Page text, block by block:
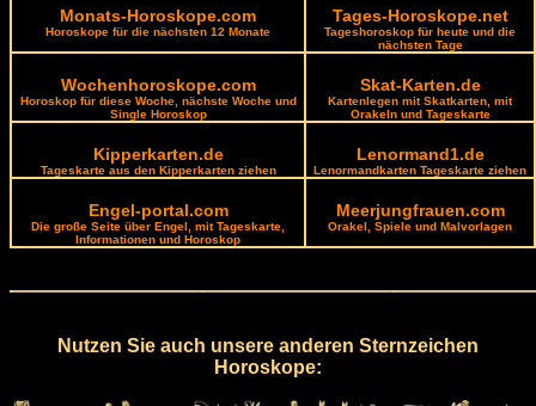
Monats-Horoskope.com
Horoskope für die nächsten 12 Monate
Tages-Horoskope.net
Tageshoroskop für heute und die
nächsten Tage
Wochenhoroskope.com
Horoskop für diese Woche, nächste Woche und
Single Horoskop
Skat-Karten.de
Kartenlegen mit Skatkarten, mit
Orakeln und Tageskarte
Kipperkarten.de
Tageskarte aus den Kipperkarten ziehen
Lenormand1.de
Lenormandkarten Tageskarte ziehen
Engel-portal.com
Die große Seite über Engel, mit Tageskarte,
Informationen und Horoskop
Meerjungfrauen.com
Orakel, Spiele und Malvorlagen
Nutzen Sie auch unsere anderen Sternzeichen
Horoskope: